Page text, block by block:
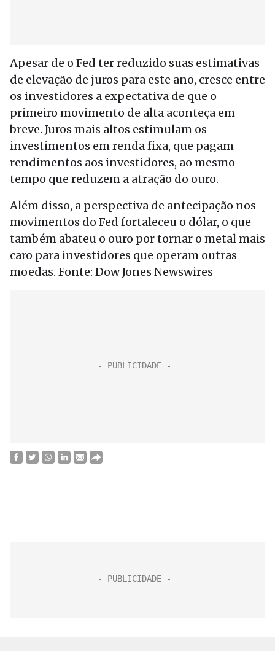
Apesar de o Fed ter reduzido suas estimativas
de elevação de juros para este ano, cresce entre
os investidores a expectativa de que o
primeiro movimento de alta aconteça em
breve. Juros mais altos estimulam os
investimentos em renda fixa, que pagam
rendimentos aos investidores, ao mesmo
tempo que reduzem a atração do ouro.
Além disso, a perspectiva de antecipação nos
movimentos do Fed fortaleceu o dólar, o que
também abateu o ouro por tornar o metal mais
caro para investidores que operam outras
moedas. Fonte: Dow Jones Newswires